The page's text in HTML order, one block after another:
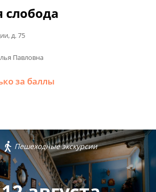
слобода
д. 75
Павловна
за баллы
Пешеходные экскурсии